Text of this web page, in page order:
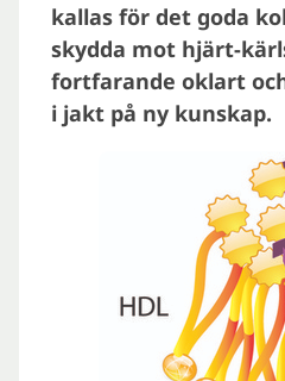
kallas för det goda
skydda mot hjärt-
fortfarande oklart
i jakt på ny kunskap.